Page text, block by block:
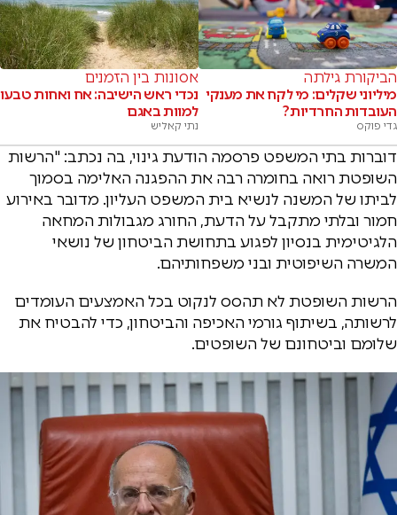
הביקורת גילתה
מיליוני שקלים: מי לקח את מענקי
העובדות החרדיות?
גדי פוקס
אסונות בין הזמנים
נכדי ראש הישיבה: אח ואחות טבעו
למוות באגם
נתי קאליש
דוברות בתי המשפט פרסמה הודעת גינוי, בה נכתב: "הרשות
השופטת רואה בחומרה רבה את ההפגנה האלימה בסמוך
לביתו של המשנה לנשיא בית המשפט העליון. מדובר באירוע
חמור ובלתי מתקבל על הדעת, החורג מגבולות המחאה
הלגיטימית בנסיון לפגוע בתחושת הביטחון של נושאי
המשרה השיפוטית ובני משפחותיהם.
הרשות השופטת לא תהסס לנקוט בכל האמצעים העומדים
לרשותה, בשיתוף גורמי האכיפה והביטחון, כדי להבטיח את
שלומם וביטחונם של השופטים.